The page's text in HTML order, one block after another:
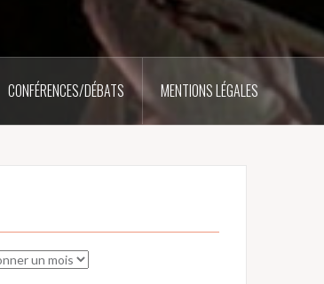
CONFÉRENCES/DÉBATS MENTIONS LÉGALES